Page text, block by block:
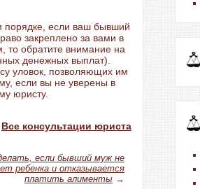
порядке, если ваш бывший
закреплено за вами в
то обратите внимание на
денежных выплат).
уловок, позволяющих им
если вы не уверены в
юристу.
Все консультации юриста
если бывший муж не
ребенка и отказывается
платить алименты →